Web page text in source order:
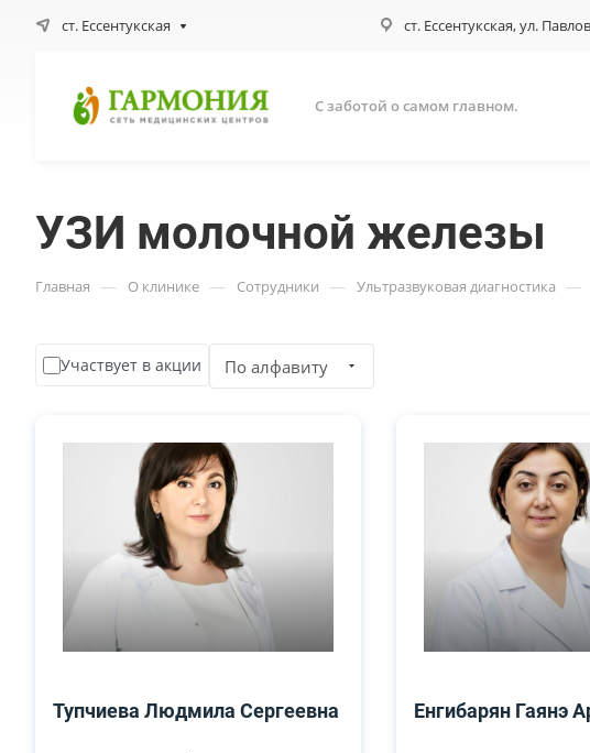
ст. Ессентукская ст. Ессентукская, ул.
С заботой о самом главном.
УЗИ молочной железы
Главная — О клинике — Сотрудники — Ультразвуковая диагностика —
Участвует в акции По алфавиту
Тупчиева Людмила Сергеевна Енгибарян Гаянэ